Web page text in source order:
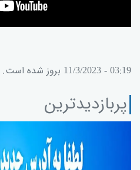
03:19 - 11/3/2023 بروز شده است.
پربازدیدترین